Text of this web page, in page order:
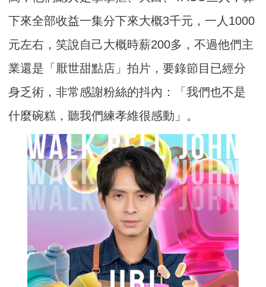
下來全部收益一集分下來大概3千元，一人1000
元左右，笑說自己大概時薪200多，不過他們主
業還是「厭世甜點店」拍片，要錄節目已經分
身乏術，非常感謝粉絲的抖內：「我們也不是
什麼碗糕，聽我們練孝維很感動」。